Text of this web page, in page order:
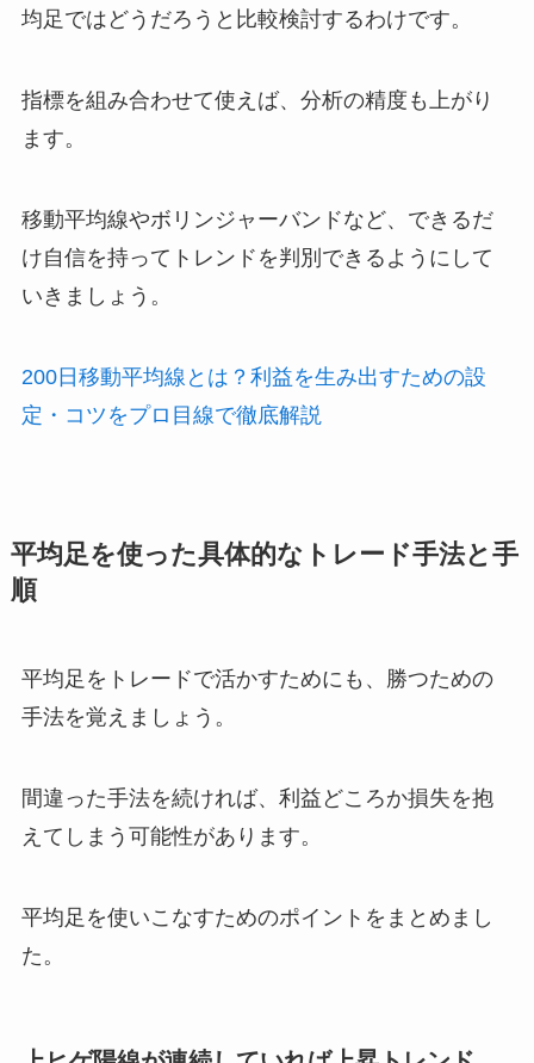
均足ではどうだろうと比較検討するわけです。
指標を組み合わせて使えば、分析の精度も上がり
ます。
移動平均線やボリンジャーバンドなど、できるだ
け自信を持ってトレンドを判別できるようにして
いきましょう。
200日移動平均線とは？利益を生み出すための設
定・コツをプロ目線で徹底解説
平均足を使った具体的なトレード手法と手
順
平均足をトレードで活かすためにも、勝つための
手法を覚えましょう。
間違った手法を続ければ、利益どころか損失を抱
えてしまう可能性があります。
平均足を使いこなすためのポイントをまとめまし
た。